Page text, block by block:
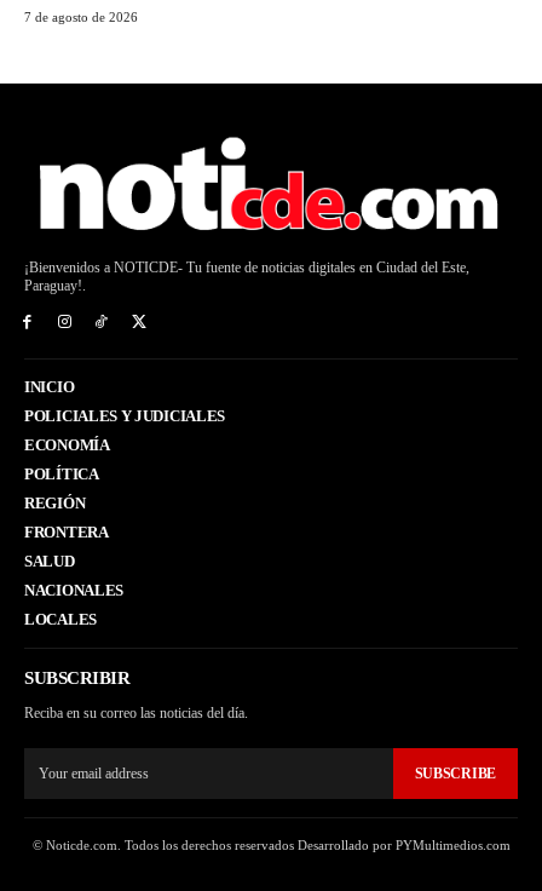
7 de agosto de 2026
¡Bienvenidos a NOTICDE- Tu fuente de noticias digitales en Ciudad del Este,
Paraguay!.
INICIO
POLICIALES Y JUDICIALES
ECONOMÍA
POLÍTICA
REGIÓN
FRONTERA
SALUD
NACIONALES
LOCALES
SUBSCRIBIR
Reciba en su correo las noticias del día.
SUBSCRIBE
© Noticde.com. Todos los derechos reservados Desarrollado por PYMultimedios.com